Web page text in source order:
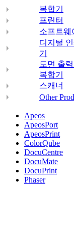
복합기
프린터
소프트웨
디지털 인
기
도면 출
복합기
스캐너
Other
Apeos
ApeosPort
ApeosPrint
ColorQube
DocuCentre
DocuMate
DocuPrint
Phaser